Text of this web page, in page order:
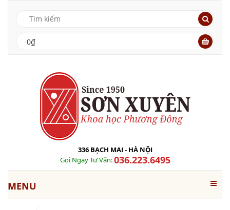
0₫
336 BẠCH MAI - HÀ NỘI
Gọi Ngay Tư Vấn:036.223.6495
MENU